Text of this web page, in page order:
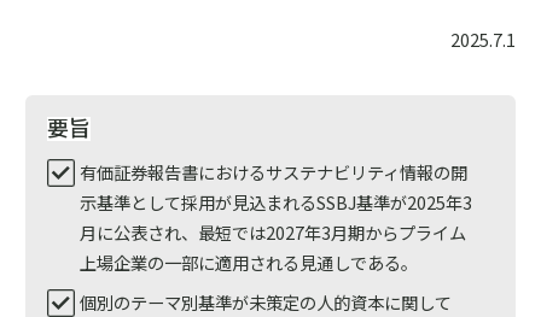
2025.7.1
要旨
有価証券報告書におけるサステナビリティ情報の開
示基準として採用が見込まれるSSBJ基準が2025年3
月に公表され、最短では2027年3月期からプライム
上場企業の一部に適用される見通しである。
個別のテーマ別基準が未策定の人的資本に関して